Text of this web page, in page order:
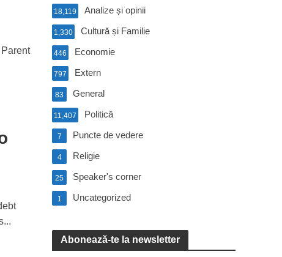
Parent
Analize și opinii
18,119
Cultură și Familie
1,330
Economie
446
Extern
797
General
83
Politică
11,407
Puncte de vedere
7
Religie
4
Speaker's corner
25
Uncategorized
1
Abonează-te la newsletter